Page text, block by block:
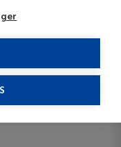
Hotel Fludir 3***